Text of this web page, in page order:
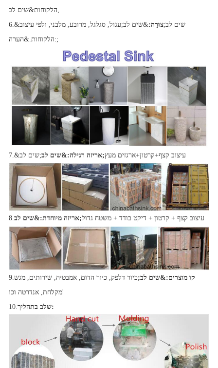
הלקוחות&שים לב;
6.&שים לב;צוּרָה:&שים לב;עגול, סגלגל, מרובע, מלבני, ולפי עיצוב
הלקוחות.&הערה:;
7.&שים לב; אריזה רגילה:&שים לב;עיצוב קצף+קרטון+ארגזים מעץ
8. אריזה מיוחדת:&שים לב;עיצוב קצף + קרטון + דיקט בודד + משטח גדול
9. קו מוצרים:&שים לב;כיור דלפק, כיור הדום, אמבטיה, שירותים, מגש
מקלחת, אנדרטה וכו'
10.
שלב בתהליך: